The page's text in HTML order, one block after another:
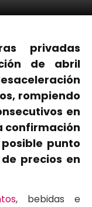
privadas
de abril
rompiendo
en
confirmación
punto
precios en
, bebidas e